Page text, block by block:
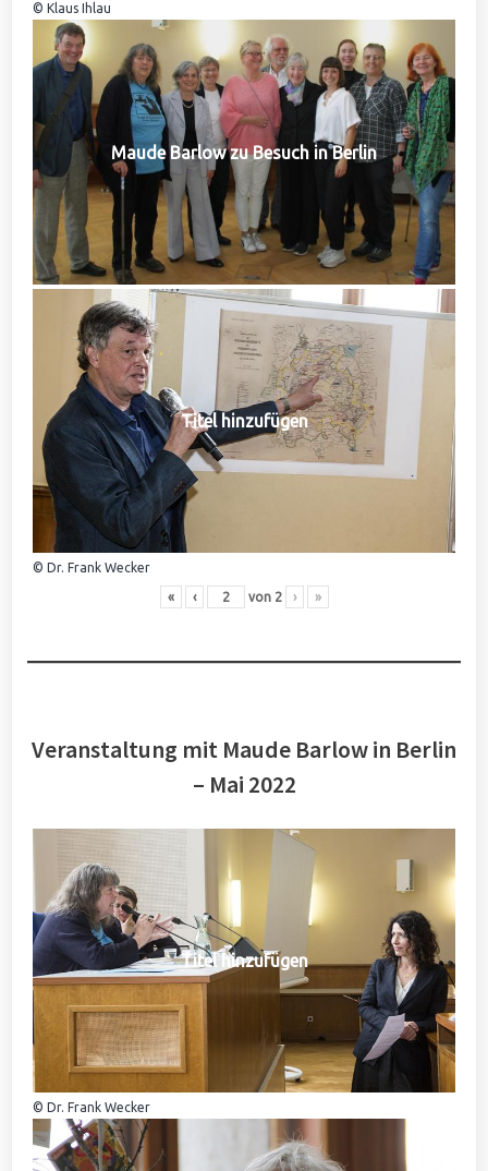
© Klaus Ihlau
Maude Barlow zu Besuch in Berlin
Titel hinzufügen
© Dr. Frank Wecker
« ‹ von 2 › »
Veranstaltung mit Maude Barlow in Berlin
– Mai 2022
Titel hinzufügen
© Dr. Frank Wecker